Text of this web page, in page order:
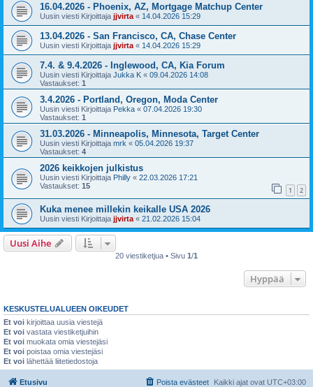
16.04.2026 - Phoenix, AZ, Mortgage Matchup Center
Uusin viesti Kirjoittaja jjvirta « 14.04.2026 15:29
13.04.2026 - San Francisco, CA, Chase Center
Uusin viesti Kirjoittaja jjvirta « 14.04.2026 15:29
7.4. & 9.4.2026 - Inglewood, CA, Kia Forum
Uusin viesti Kirjoittaja Jukka K « 09.04.2026 14:08
Vastaukset: 1
3.4.2026 - Portland, Oregon, Moda Center
Uusin viesti Kirjoittaja Pekka « 07.04.2026 19:30
Vastaukset: 1
31.03.2026 - Minneapolis, Minnesota, Target Center
Uusin viesti Kirjoittaja mrk « 05.04.2026 19:37
Vastaukset: 4
2026 keikkojen julkistus
Uusin viesti Kirjoittaja Philly « 22.03.2026 17:21
Vastaukset: 15 1 2
Kuka menee millekin keikalle USA 2026
Uusin viesti Kirjoittaja jjvirta « 21.02.2026 15:04
Uusi Aihe
20 viestiketjua • Sivu 1/1
Hyppää
KESKUSTELUALUEEN OIKEUDET
Et voi kirjoittaa uusia viestejä
Et voi vastata viestiketjuihin
Et voi muokata omia viestejäsi
Et voi poistaa omia viestejäsi
Et voi lähettää liitetiedostoja
Etusivu Kaikki ajat ovat UTC+03:00
Poista evästeet